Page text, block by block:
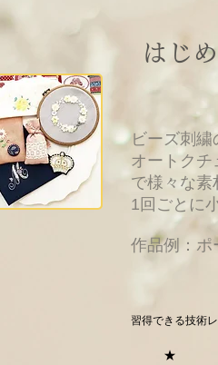
はじ
ビーズ刺
オートク
で様々な素
1回ごとに
作品例：ポ
習得できる技術
★